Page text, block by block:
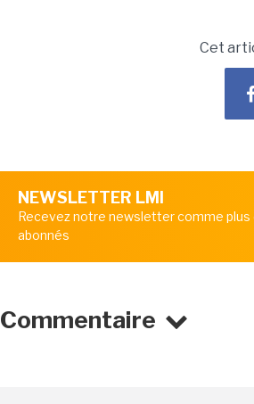
Cet
NEWSLETTER LMI
Recevez notre newsletter comme
abonnés
Commentaire